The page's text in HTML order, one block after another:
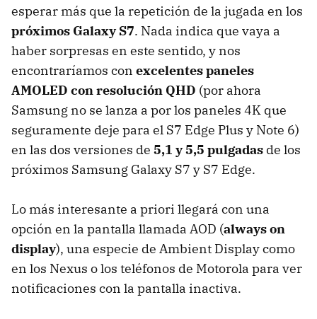
esperar más que la repetición de la jugada en los
próximos Galaxy S7. Nada indica que vaya a
haber sorpresas en este sentido, y nos
encontraríamos con excelentes paneles
AMOLED con resolución QHD (por ahora
Samsung no se lanza a por los paneles 4K que
seguramente deje para el S7 Edge Plus y Note 6)
en las dos versiones de 5,1 y 5,5 pulgadas de los
próximos Samsung Galaxy S7 y S7 Edge.
Lo más interesante a priori llegará con una
opción en la pantalla llamada AOD (always on
display), una especie de Ambient Display como
en los Nexus o los teléfonos de Motorola para ver
notificaciones con la pantalla inactiva.